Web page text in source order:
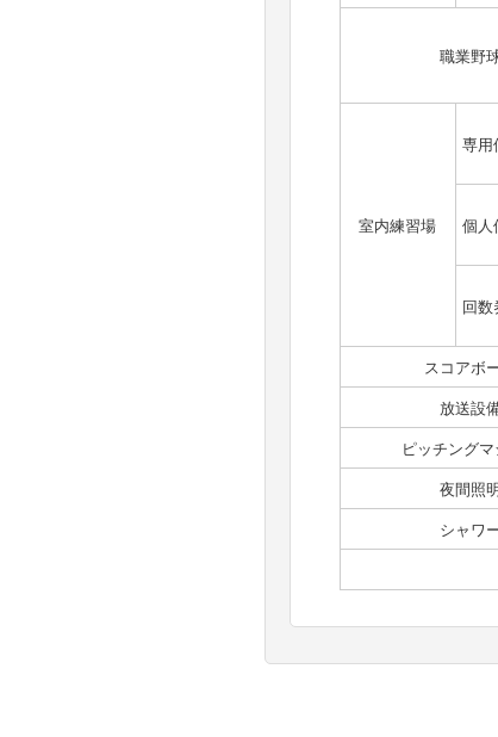
職業野
室内練習場
専用
個人
回数
スコアボ
放送設
ピッチング
夜間照
シャワ